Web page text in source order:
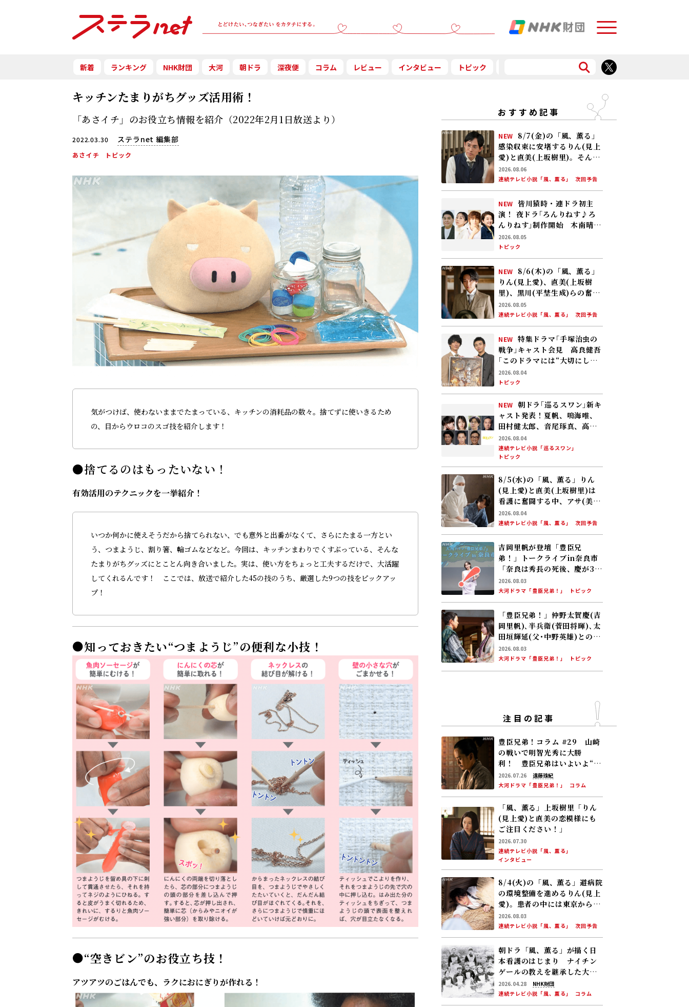
Menu
新着 ランキング NHK財団 大河 朝ドラ 深夜便 コラム レビュー インタビュー トピック
キッチンたまりがちグッズ活用術！
「あさイチ」のお役立ち情報を紹介（2022年2月1日放送より）
2022.03.30 ステラnet 編集部
あさイチ トピック
気がつけば、使わないままでたまっている、キッチンの消耗品の数々。捨てずに使いきるため
の、目からウロコのスゴ技を紹介します！
●捨てるのはもったいない！
有効活用のテクニックを一挙紹介！
いつか何かに使えそうだから捨てられない、でも意外と出番がなくて、さらにたまる一方とい
う、つまようじ、割り箸、輪ゴムなどなど。今回は、キッチンまわりでくすぶっている、そんな
たまりがちグッズにとことん向き合いました。実は、使い方をちょっと工夫するだけで、大活躍
してくれるんです！ ここでは、放送で紹介した45の技のうち、厳選した9つの技をピックアッ
プ！
●知っておきたい“つまようじ”の便利な小技！
●“空きビン”のお役立ち技！
アツアツのごはんでも、ラクにおにぎりが作れる！
おすすめ記事
NEW
8/7(金)の「風、薫る」
感染収束に安堵するりん(見上
愛)と直美(上坂樹里)。そんな
中、黒川(平埜生成)がりんに
ある提案をする
2026.08.06
連続テレビ小説「風、薫る」
次回予告
NEW 皆川猿時・連ドラ初主
演！ 夜ドラ｢ろんりねす♪ろ
んりねす｣制作開始 木南晴
夏、窪塚愛流、岸本加世子が
共演――孤独なおじさんが､人生で
やり残したことに向き合う
2026.08.05
トピック
NEW
8/6(木)の「風、薫る」
りん(見上愛)、直美(上坂樹
里)、黒川(平埜生成)らの奮闘
に、村人たちも理解を示し始
める。しかし、アサ(美山加
恋)の容体はなかなか改善せ
ず……
2026.08.05
連続テレビ小説「風、薫る」
次回予告
NEW 特集ドラマ｢手塚治虫の
戦争｣キャスト会見 高良健吾
｢このドラマには“大切にしな
ければいけない何か”が､
120％映っている」
2026.08.04
トピック
NEW 朝ドラ｢巡るスワン｣新キ
ャスト発表！夏帆、鳴海唯、
田村健太郎、音尾琢真、高橋
努、大倉孝二、角田晃広――主人
公･美咲(森田望智)が交流する
警察署の人々 2027年度前期
放送
2026.08.04
連続テレビ小説「巡るスワン」
トピック
8/5(水)の「風、薫る」りん
(見上愛)と直美(上坂樹里)は
看護に奮闘する中、アサ(美山
加恋)の夫・太助(板橋駿谷)が
避病院にやってくる
2026.08.04
連続テレビ小説「風、薫る」
次回予告
吉岡里帆が登壇「豊臣兄
弟！」トークライブin奈良市
「奈良は秀長の死後、慶が30
年にわたって過ごした場
所……」
2026.08.03
大河ドラマ「豊臣兄弟！」
トピック
「豊臣兄弟！」仲野太賀――慶(吉
岡里帆)､半兵衛(菅田将暉)､太
田垣輝延(父･中野英雄)とのシ
ーンを振り返る！
2026.08.03
大河ドラマ「豊臣兄弟！」
トピック
注目の記事
豊臣兄弟！コラム #29 山崎
の戦いで明智光秀に大勝
利！ 豊臣兄弟はいよいよ“天
下への道”を歩み始める
2026.07.26
遠藤珠紀
大河ドラマ「豊臣兄弟！」
コラム
「風、薫る」上坂樹里「りん
(見上愛)と直美の恋模様にも
ご注目ください！」
2026.07.30
連続テレビ小説「風、薫る」
インタビュー
8/4(火)の「風、薫る」避病院
の環境整備を進めるりん(見上
愛)。患者の中には東京から来
た男(中村倫也)の姿が……
2026.08.03
連続テレビ小説「風、薫る」
次回予告
朝ドラ「風、薫る」が描く日
本看護のはじまり ナイチン
ゲールの教えを継承した大関
和と看護のこれから――明治から
現代につながる道【後編】
2026.04.28
NHK財団
連続テレビ小説「風、薫る」
コラム